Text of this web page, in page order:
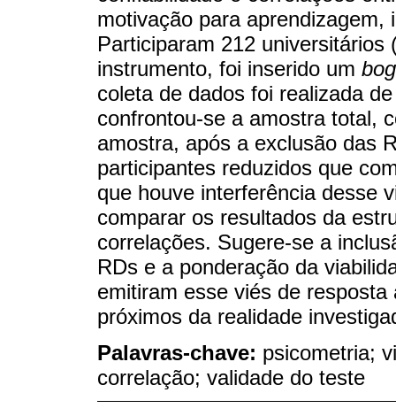
motivação para aprendizagem,
Participaram 212
instrumento, foi inserido um
coleta de dados foi realizada
confrontou-se a amostra total,
amostra, após a exclusão das
participantes reduzidos que
que houve interferência desse
comparar os resultados da
correlações. Sugere-se a
RDs e a ponderação da
emitiram esse viés de
próximos da realidade
Palavras-chave: psicometria;
correlação; validade do teste